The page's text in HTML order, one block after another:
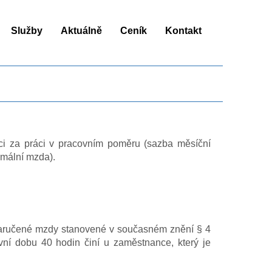
Služby Aktuálně Ceník Kontakt
za práci v pracovním poměru (sazba měsíční
mzda).
mzdy stanovené v současném znění § 4
dobu 40 hodin činí u zaměstnance, který je